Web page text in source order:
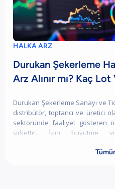
HALKA ARZ
Durukan Şekerleme
Arz Alınır mı? Kaç
Durukan Şekerleme Sanayi ve
distribütör, toptancı ve üretici
sektöründe faaliyet gösteren
şirkettir. İşini büyütme